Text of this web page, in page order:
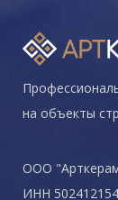
на объекты
ООО
ИНН